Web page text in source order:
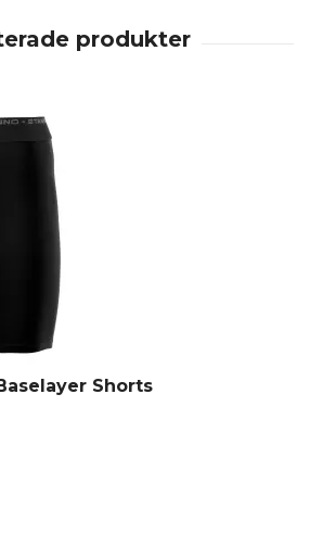
Shorts